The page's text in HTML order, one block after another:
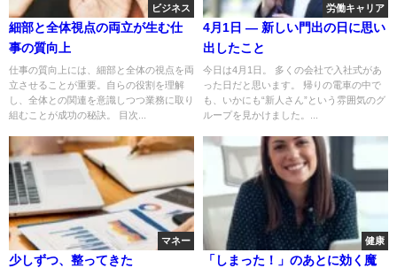
ビジネス
細部と全体視点の両立が生む仕
事の質向上
仕事の質向上には、細部と全体の視点を両
立させることが重要。自らの役割を理解
し、全体との関連を意識しつつ業務に取り
組むことが成功の秘訣。 目次...
労働キャリア
4月1日 ― 新しい門出の日に思い
出したこと
今日は4月1日。 多くの会社で入社式があ
った日だと思います。 帰りの電車の中で
も、いかにも“新人さん”という雰囲気のグ
ループを見かけました。...
マネー
少しずつ、整ってきた
健康
「しまった！」のあとに効く魔